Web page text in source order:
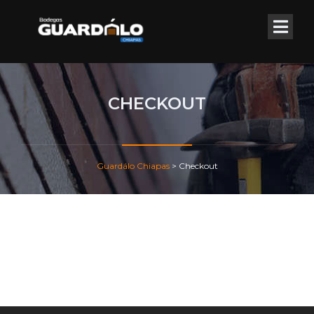
CHECKOUT
Guardálo Chiapas> Checkout